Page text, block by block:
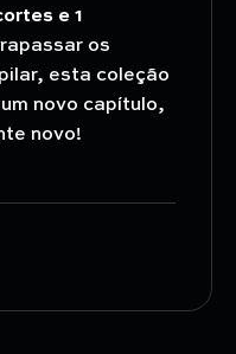
e 1
os
esta coleção
novo capítulo,
novo!